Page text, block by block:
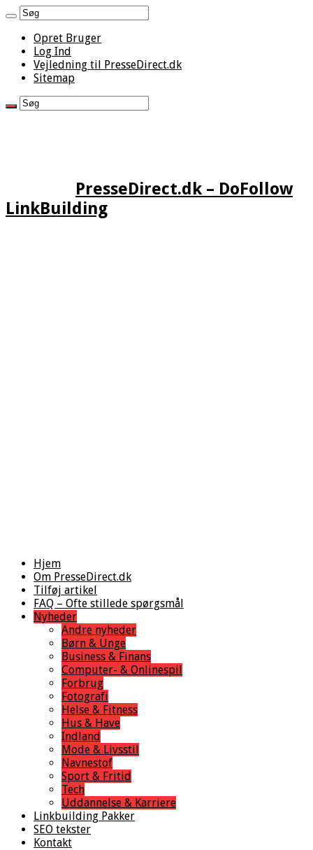
Opret Bruger
Log Ind
Vejledning til PresseDirect.dk
Sitemap
PresseDirect.dk – DoFollow
LinkBuilding
Hjem
Om PresseDirect.dk
Tilføj artikel
FAQ – Ofte stillede spørgsmål
Nyheder
Andre nyheder
Børn & Unge
Business & Finans
Computer- & Onlinespil
Forbrug
Fotografi
Helse & Fitness
Hus & Have
Indland
Mode & Livsstil
Navnestof
Sport & Fritid
Tech
Uddannelse & Karriere
Linkbuilding Pakker
SEO tekster
Kontakt